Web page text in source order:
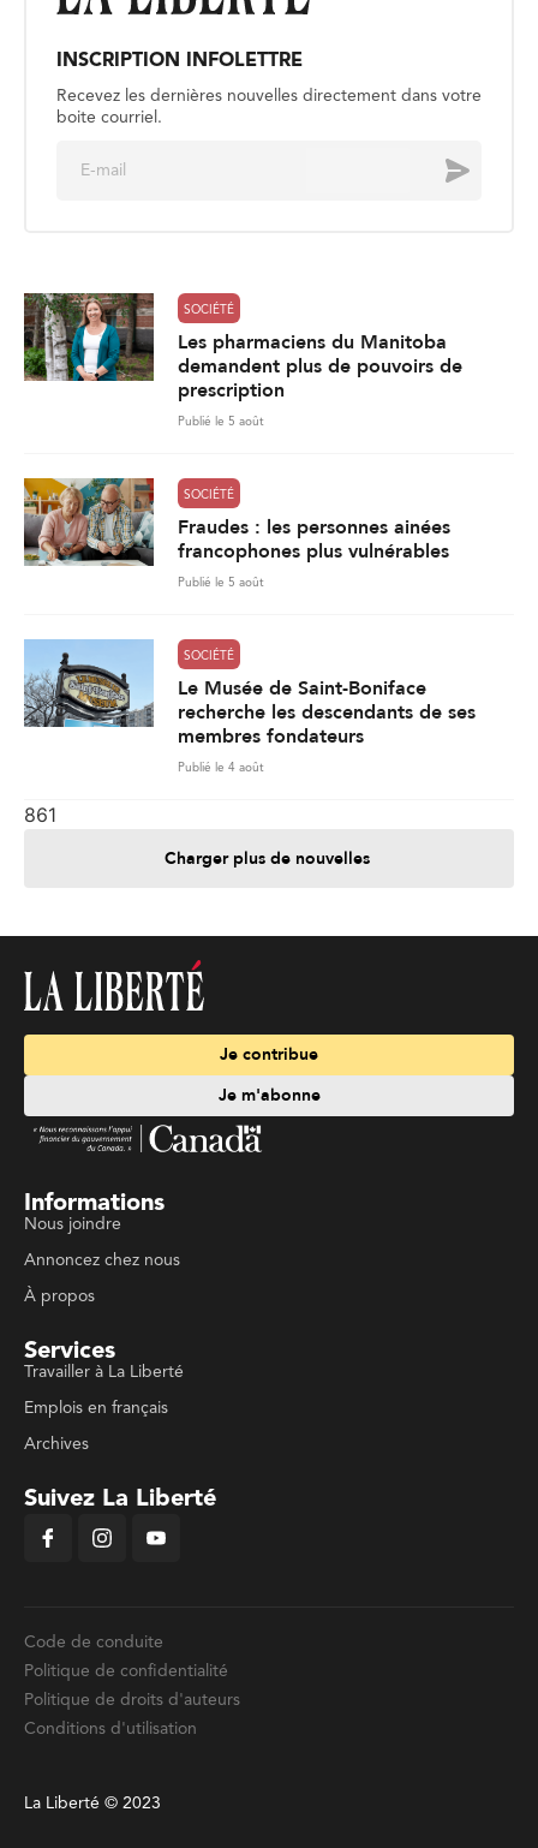
INSCRIPTION INFOLETTRE
Recevez les dernières nouvelles directement dans votre
boite courriel.
Envoyer
SOCIÉTÉ
Les pharmaciens du Manitoba
demandent plus de pouvoirs de
prescription
Publié le 5 août
SOCIÉTÉ
Fraudes : les personnes ainées
francophones plus vulnérables
Publié le 5 août
SOCIÉTÉ
Le Musée de Saint-Boniface
recherche les descendants de ses
membres fondateurs
Publié le 4 août
861
Charger plus de nouvelles
Je contribue
Je m'abonne
Informations
Nous joindre
Annoncez chez nous
À propos
Services
Travailler à La Liberté
Emplois en français
Archives
Suivez La Liberté
Code de conduite
Politique de confidentialité
Politique de droits d'auteurs
Conditions d'utilisation
La Liberté © 2023